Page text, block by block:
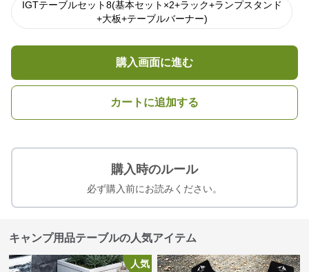
IGTテーブルセット8(基本セット×2+ラック+ランプスタンド
+大板+テーブルバーナー)
購入画面に進む
カートに追加する
購入時のルール
必ず購入前にお読みください。
キャンプ用品テーブルの人気アイテム
人気